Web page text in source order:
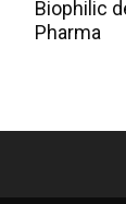
Biophilic
Pharma